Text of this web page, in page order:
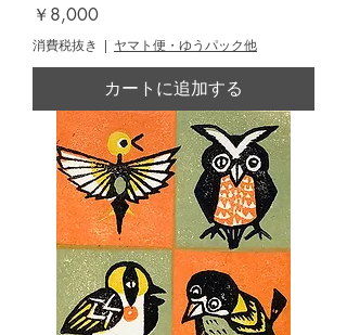
価格
￥8,000
消費税抜き | ヤマト便・ゆうパック他
カートに追加する